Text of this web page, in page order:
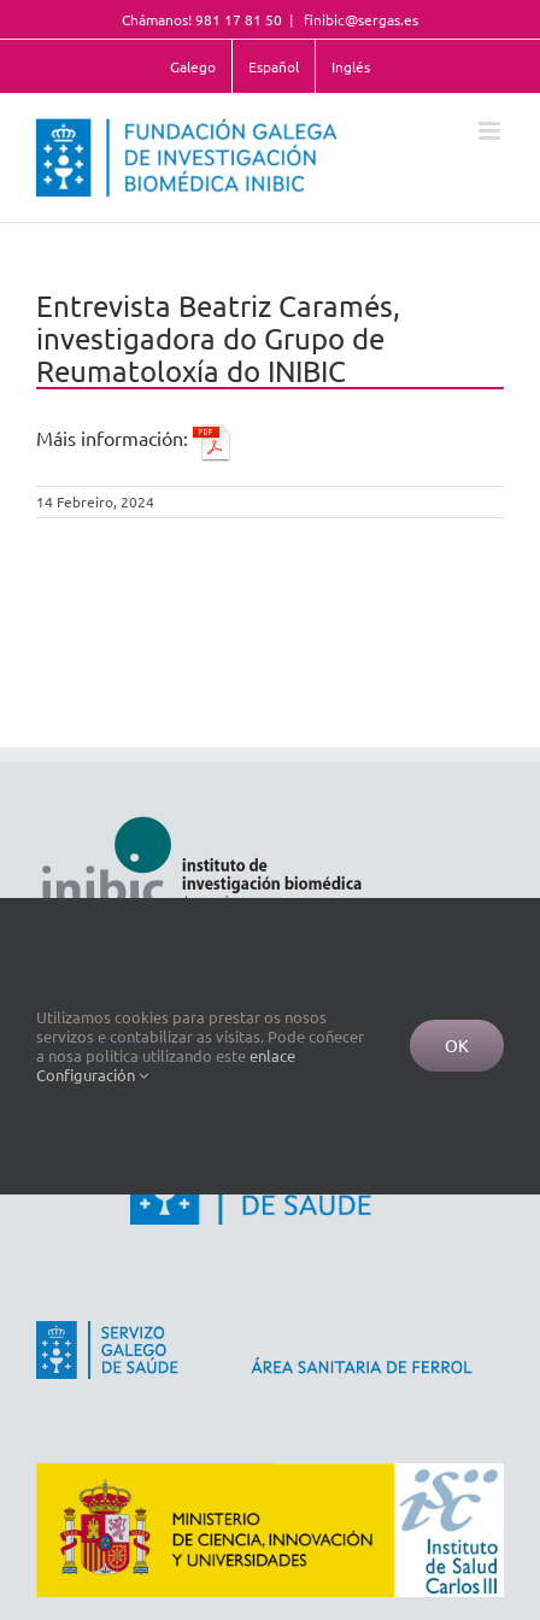
to
Chámanos! 981 17 81 50 | finibic@sergas.es
Galego Español Inglés
Entrevista Beatriz Caramés,
investigadora do Grupo de
Reumatoloxía do INIBIC
Máis información:
14 Febreiro, 2024
Utilizamos cookies para prestar os nosos
servizos e contabilizar as visitas. Pode coñecer
a nosa política utilizando esteenlace
Configuración
OK